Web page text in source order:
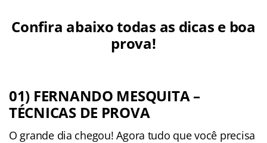
Confira abaixo todas as dicas e boa
prova!
01) FERNANDO MESQUITA –
TÉCNICAS DE PROVA
O grande dia chegou! Agora tudo que você precisa